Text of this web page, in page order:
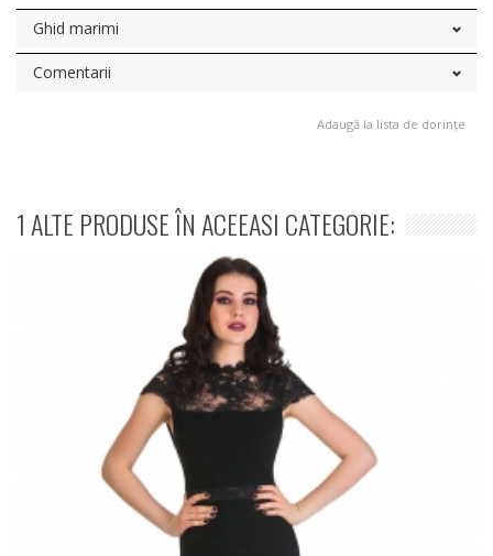
Ghid marimi
Comentarii
Adaugă la lista de dorințe
1 ALTE PRODUSE ÎN ACEEASI CATEGORIE: